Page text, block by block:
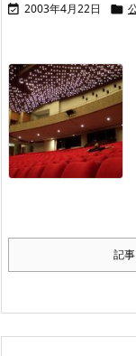
 2003年4月22日 
記